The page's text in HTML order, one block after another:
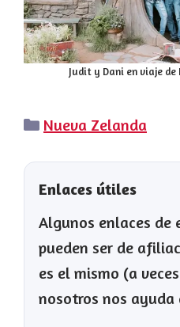
Judit y Dani en viaje
Categorías
Nueva Zelanda
Enlaces útiles
Algunos enlaces de
pueden ser de
es el mismo (a
nosotros nos